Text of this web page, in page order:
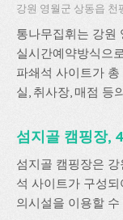
강원 영월군 상동읍 천
통나무집휘는 강원
실시간예약방식으
파쇄석 사이트가 총
실, 취사장, 매점 등
섬지골 캠핑장,
섬지골 캠핑장은
석 사이트가 구성되
의시설을 이용할 수